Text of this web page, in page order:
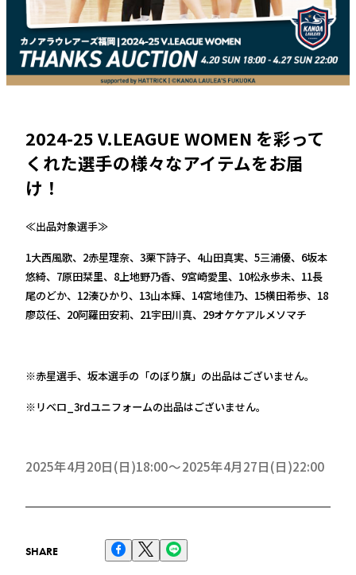
2024-25 V.LEAGUE WOMEN を彩って
くれた選手の様々なアイテムをお届
け！
≪出品対象選手≫
1大西風歌、2赤星理奈、3栗下詩子、4山田真実、5三浦優、6坂本
悠綺、7原田栞里、8上地野乃香、9宮崎愛里、10松永歩未、11長
尾のどか、12湊ひかり、13山本輝、14宮地佳乃、15横田希歩、18
廖苡任、20阿羅田安莉、21宇田川真、29オケケアルメソマチ
※赤星選手、坂本選手の「のぼり旗」の出品はございません。
※リベロ_3rdユニフォームの出品はございません。
2025年4月20日(日)18:00 2025年4月27日(日)22:00
SHARE